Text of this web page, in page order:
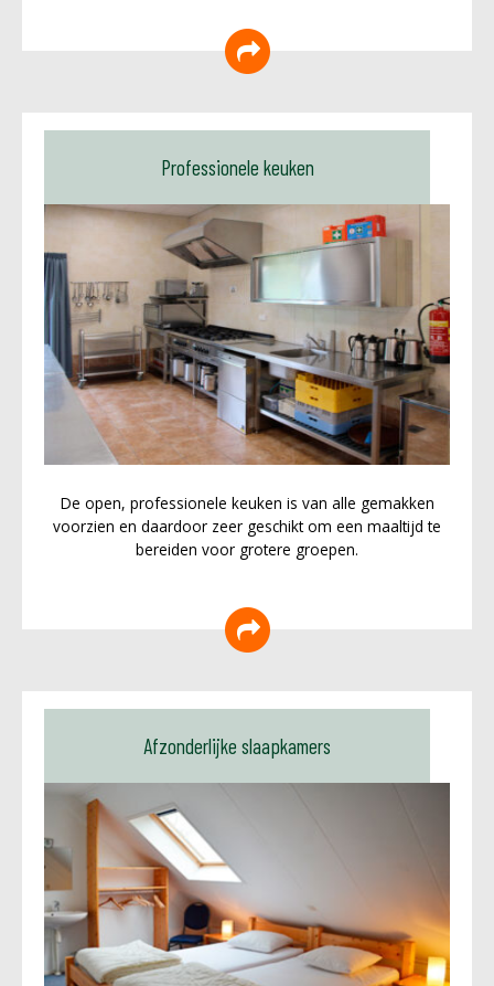
Professionele keuken
De open, professionele keuken is van alle gemakken
voorzien en daardoor zeer geschikt om een maaltijd te
bereiden voor grotere groepen.
Afzonderlijke slaapkamers